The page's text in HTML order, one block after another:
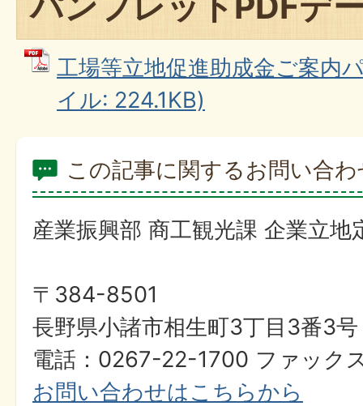
工場等立地促進助成金ご案内
イル: 224.1KB)
この記事に関するお問い合
産業振興部 商工観光課 企業立地
〒384-8501
長野県小諸市相生町3丁目3番3号
電話：0267-22-1700 ファック
お問い合わせはこちらから